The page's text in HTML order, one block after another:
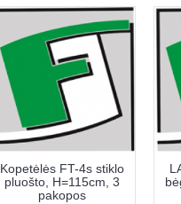
Kopetėlės FT-4s stiklo
pluošto, H=115cm, 3
pakopos